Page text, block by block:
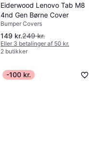
Eiderwood Lenovo Tab M8
4nd Gen Børne Cover
Bumper Covers
149 kr.249 kr.
Eller 3 betalinger af 50 kr.
2 butikker
-100 kr.